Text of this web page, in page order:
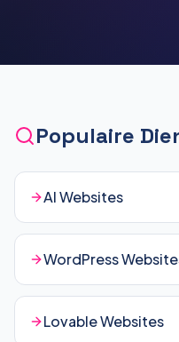
Populaire
AI Websites
WordPress
Lovable Websites